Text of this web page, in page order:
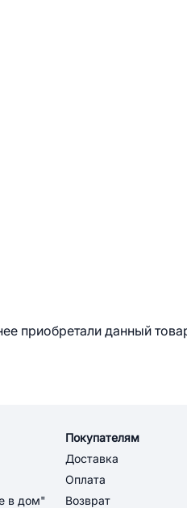
приобретали данный
в дом"
Покупателям
Доставка
Оплата
Возврат